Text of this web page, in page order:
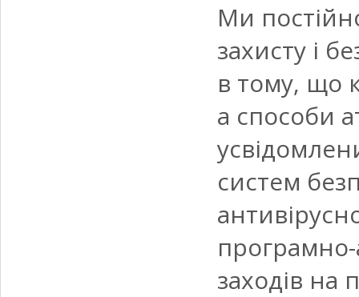
Ми
захисту і
в тому, що
а способи
систем
програмно-
заходів на